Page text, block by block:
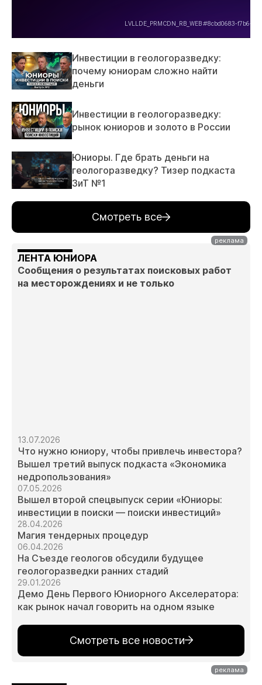
Инвестиции в геологоразведку:
почему юниорам сложно найти
деньги
Инвестиции в геологоразведку:
рынок юниоров и золото в России
Юниоры. Где брать деньги на
геологоразведку? Тизер подкаста
ЗиТ №1
Смотреть все
ЛЕНТА ЮНИОРА
Сообщения о результатах поисковых работ
на месторождениях и не только
13.07.2026
Что нужно юниору, чтобы привлечь инвестора?
Вышел третий выпуск подкаста «Экономика
недропользования»
07.05.2026
Вышел второй спецвыпуск серии «Юниоры:
инвестиции в поиски — поиски инвестиций»
28.04.2026
Магия тендерных процедур
06.04.2026
На Съезде геологов обсудили будущее
геологоразведки ранних стадий
29.01.2026
Демо День Первого Юниорного Акселератора:
как рынок начал говорить на одном языке
Смотреть все новости